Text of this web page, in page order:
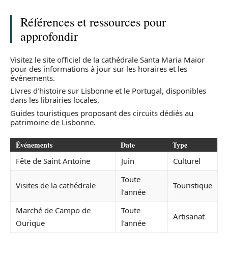
Références et ressources pour
approfondir
Visitez le site officiel de la cathédrale Santa Maria Maior
pour des informations à jour sur les horaires et les
événements.
Livres d’histoire sur Lisbonne et le Portugal, disponibles
dans les librairies locales.
Guides touristiques proposant des circuits dédiés au
patrimoine de Lisbonne.
Événements Date Type
Fête de Saint Antoine Juin Culturel
Visites de la cathédrale
Toute
l’année
Touristique
Marché de Campo de
Ourique
Toute
l’année
Artisanat